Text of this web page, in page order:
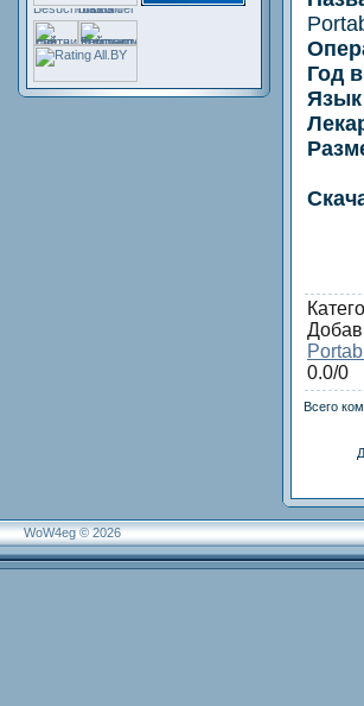
Год
0.0/0
Всего
WoW4eg © 2026